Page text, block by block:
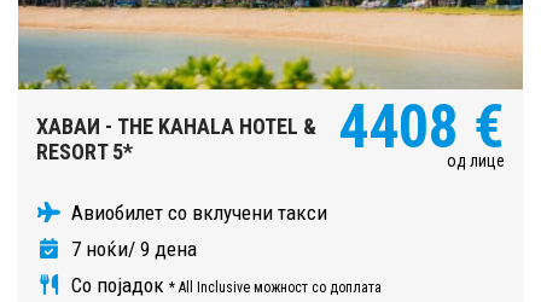
ХАВАИ - THE KAHALA HOTEL &
RESORT 5*
4408 €
од лице
Авиобилет со вклучени такси
7 ноќи/ 9 дена
Со појадок * All Inclusive можност со доплата